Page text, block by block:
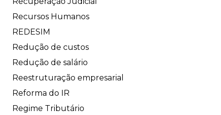
Recursos Humanos
REDESIM
Redução de custos
Redução de salário
Reestruturação empresarial
Reforma do IR
Regime Tributário